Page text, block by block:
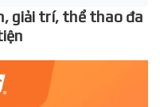
giải trí, thể thao đa